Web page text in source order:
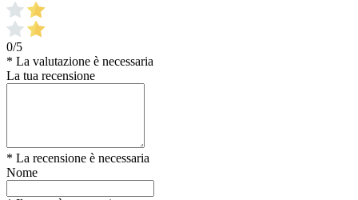
0/5
* La valutazione è necessaria
La tua recensione
* La recensione è necessaria
Nome